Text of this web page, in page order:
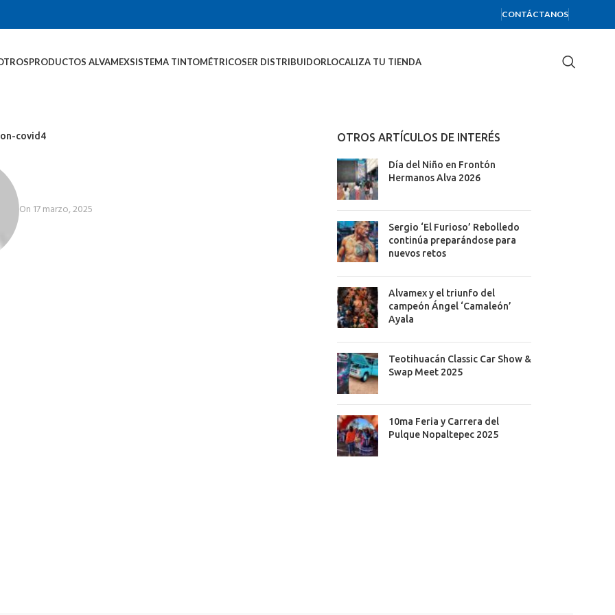
CONTÁCTANOS
PRODUCTOS ALVAMEXSISTEMA TINTOMÉTRICOSER DISTRIBUIDORLOCALIZA TU TIENDA
covid4
On 17 marzo, 2025
OTROS ARTÍCULOS DE INTERÉS
Día del Niño en Frontón
Hermanos Alva 2026
Sergio ‘El Furioso’ Rebolledo
continúa preparándose para
nuevos retos
Alvamex y el triunfo del
campeón Ángel ‘Camaleón’
Ayala
Teotihuacán Classic Car Show &
Swap Meet 2025
10ma Feria y Carrera del
Pulque Nopaltepec 2025